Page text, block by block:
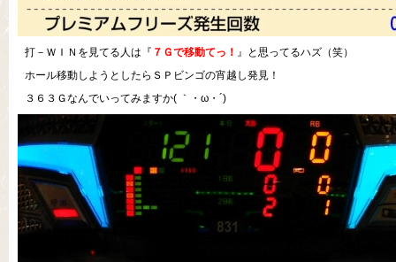
打－ＷＩＮを見てる人は『 ７Ｇで移動てっ！ 』と思ってるハズ（笑）
ホール移動しようとしたらＳＰビンゴの宵越し発見！
３６３Ｇなんでいってみますか( ｀・ω・´)